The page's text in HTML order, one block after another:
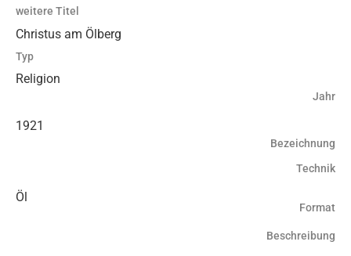
weitere Titel
Christus am Ölberg
Typ
Religion
Jahr
1921
Bezeichnung
Technik
Öl
Format
Beschreibung